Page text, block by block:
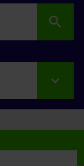
search